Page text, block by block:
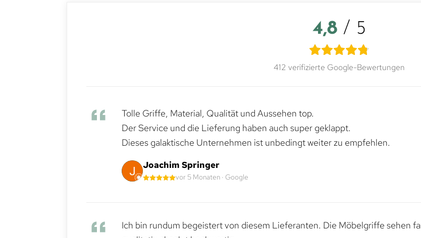
4,8 / 5
412 verifizierte Google-Bewertungen
Tolle Griffe, Material, Qualität und Aussehen top.
Der Service und die Lieferung haben auch super geklappt.
Dieses galaktische Unternehmen ist unbedingt weiter zu empfehlen.
Joachim Springer
vor 5 Monaten · Google
Ich bin rundum begeistert von diesem Lieferanten. Die Möbelgriffe sehen